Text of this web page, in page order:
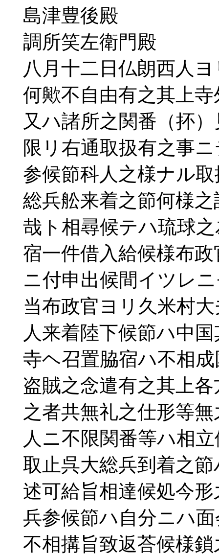
島津豊後殿
調所笑左衛門殿
八月十二日仏朗西人ヨ
何歟不自由有之其上寺
又ハ諸所之関番（抔）
限リ右通取扱有之事ニ
参候節科人之様ナル取
総兵舩来着之節何様之
哉ト相尋候テハ琉球之
宿一件借入給候様布政
ニ付申出候間イツレ
当布政官ヨリ久米村大
人来着陸下候節ハ中国
寺ヘ召置脇宿ハ不相成
盗賊之念遣有之其上各
之者共無礼之仕形等無
人ニ不限関番等ハ相立
取止呉大総兵到着之節
述可給旨相達候処今形
兵参候節ハ自分ニハ
不相搆旨致返荅候様鎖